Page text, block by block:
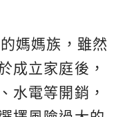
媽媽族，雖然
成立家庭後，
水電等開銷，